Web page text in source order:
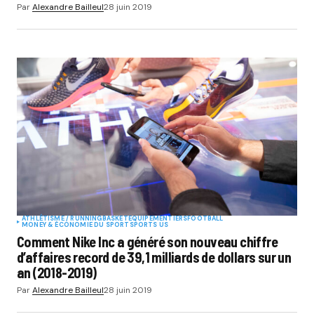
ParAlexandre Bailleul28 juin 2019
ATHLÉTISME / RUNNINGBASKETEQUIPEMENTIERSFOOTBALL
MONEY & ÉCONOMIE DU SPORT SPORTS US
Comment Nike Inc a généré son nouveau chiffre
d’affaires record de 39,1 milliards de dollars sur un
an (2018-2019)
ParAlexandre Bailleul28 juin 2019